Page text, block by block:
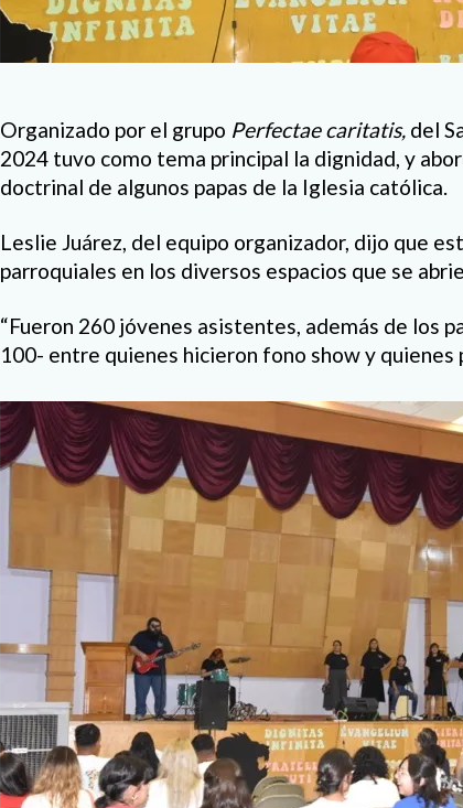
Organizado por el grupo Perfectae caritatis, del
2024 tuvo como tema principal la dignidad, y
doctrinal de algunos papas de la Iglesia católica.
Leslie Juárez, del equipo organizador, dijo que
parroquiales en los diversos espacios que se
“Fueron 260 jóvenes asistentes, además de los
100- entre quienes hicieron fono show y quienes